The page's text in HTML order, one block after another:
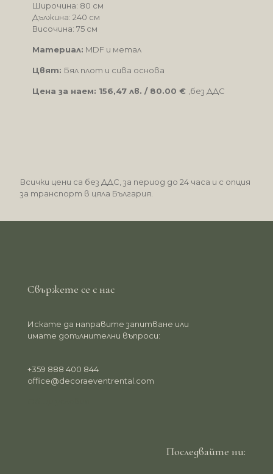
Широчина: 80 см
Дължина: 240 см
Височина: 75 см
Материал: MDF и метал
Цвят: Бял плот и сива основа
Цена за наем: 156,47 лв. / 80.00 € ,без ДДС
Всички цени са без ДДС, за период до 24 часа и с опция
за транспорт в цяла България.
Свържете се с нас
Искате да направите запитване или
имате допълнителни въпроси:
+359 888 400 844
office@decoraeventrental.com
Последвайте ни: